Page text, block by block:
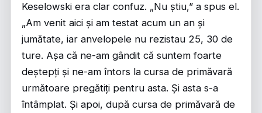
Keselowski era clar confuz. „Nu știu,” a spus el.
„Am venit aici și am testat acum un an și
jumătate, iar anvelopele nu rezistau 25, 30 de
ture. Așa că ne-am gândit că suntem foarte
deștepți și ne-am întors la cursa de primăvară
următoare pregătiți pentru asta. Și asta s-a
întâmplat. Și apoi, după cursa de primăvară de